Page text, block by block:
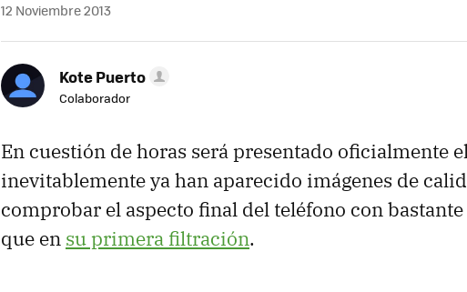
12 Noviembre 2013
Kote Puerto
Colaborador
En cuestión de horas será presentado oficialmente
inevitablemente ya han aparecido imágenes de
comprobar el aspecto final del teléfono con
que en su primera filtración.